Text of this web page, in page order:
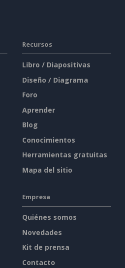
Recursos
Libro / Diapositivas
Diseño / Diagrama
Foro
Aprender
Blog
Conocimientos
Herramientas gratuitas
Mapa del sitio
Empresa
Quiénes somos
Novedades
Kit de prensa
Contacto